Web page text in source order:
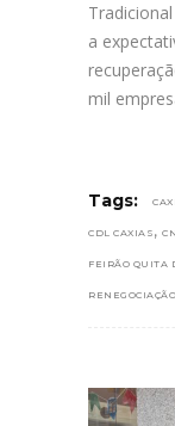
a
mil
Tags:
CDL CAXIAS ,
FEIRÃO QUITA